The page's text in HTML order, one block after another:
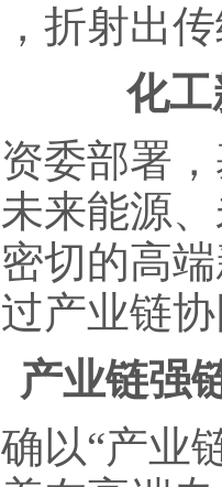
折射出
化工新
部署，
来能源
切的高
产业链
链强链
“产业链